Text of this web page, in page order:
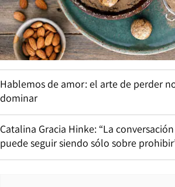
Hablemos de amor: el arte de perder
dominar
Catalina Gracia Hinke: “La
puede seguir siendo sólo sobre